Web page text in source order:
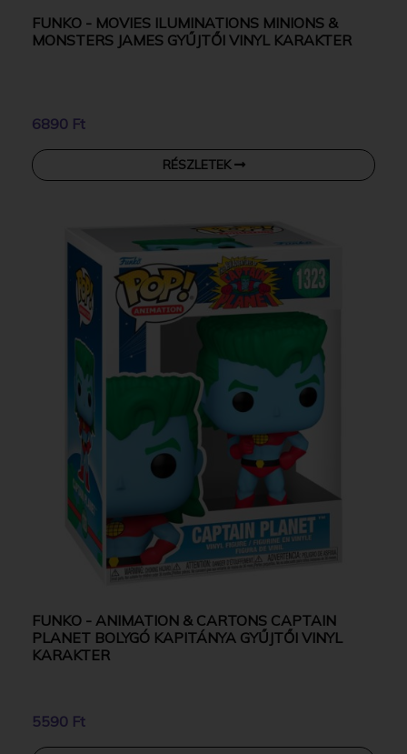
FUNKO - MOVIES ILUMINATIONS MINIONS &
MONSTERS JAMES GYŰJTŐI VINYL KARAKTER
6890 Ft
RÉSZLETEK
FUNKO - ANIMATION & CARTONS CAPTAIN
PLANET BOLYGÓ KAPITÁNYA GYŰJTŐI VINYL
KARAKTER
5590 Ft